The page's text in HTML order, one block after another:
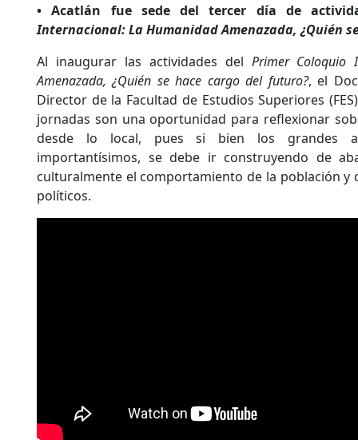
• Acatlán fue sede del tercer día de
Internacional: La Humanidad Amenazada, ¿Quién
Al inaugurar las actividades del Primer Coloquio
Amenazada, ¿Quién se hace cargo del futuro?, el
Director de la Facultad de Estudios Superiores
jornadas son una oportunidad para reflexionar
desde lo local, pues si bien los grandes
importantísimos, se debe ir construyendo de
culturalmente el comportamiento de la población y
políticos.